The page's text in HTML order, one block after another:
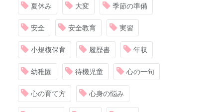
夏休み 大変 季節の準備
安全 安全教育 実習
小規模保育 履歴書 年収
幼稚園 待機児童 心の一句
心の育て方 心身の悩み